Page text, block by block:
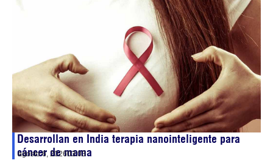
Desarrollan en India terapia nanointeligente para
cáncer de mama
agosto 6, 202603:03